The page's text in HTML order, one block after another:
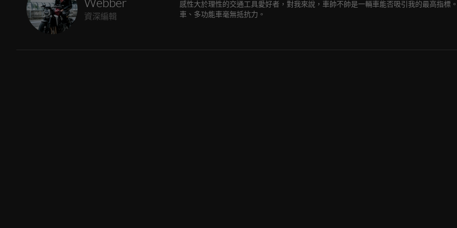
資深編輯
感性大於理性的交通工具愛好者，對我來說，車帥不帥是一輛車能否吸引我的最高指標
車、多功能車毫無抵抗力。